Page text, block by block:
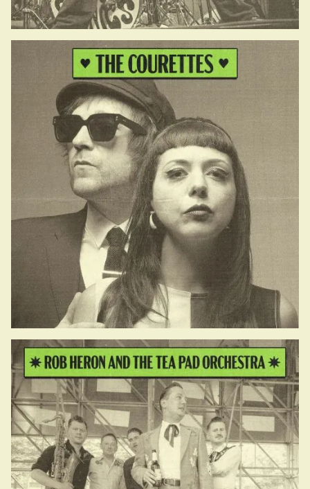
22.10-23.00
18.55-19.50